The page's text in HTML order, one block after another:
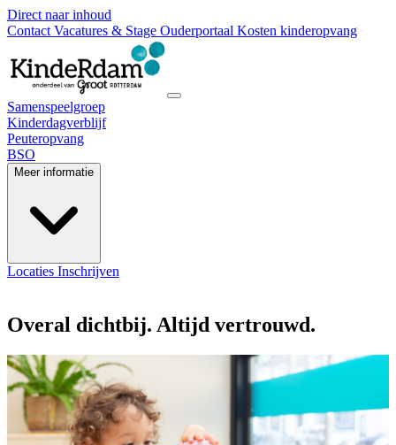
Direct naar inhoud
Contact Vacatures & Stage Ouderportaal Kosten kinderopvang
Samenspeelgroep
Kinderdagverblijf
Peuteropvang
BSO
Meer informatie
Locaties Inschrijven
Overal dichtbij. Altijd vertrouwd.